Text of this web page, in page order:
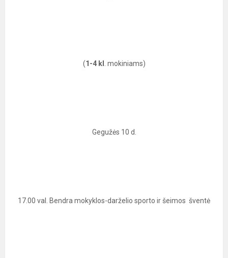
(1-4 kl . mokiniams)
Gegužės 10 d.
17.00 val. Bendra mokyklos-darželio sporto ir šeimos šventė